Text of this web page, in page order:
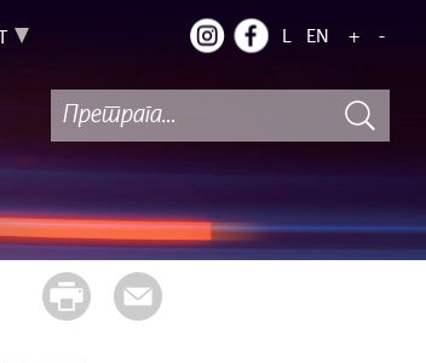
L EN + -